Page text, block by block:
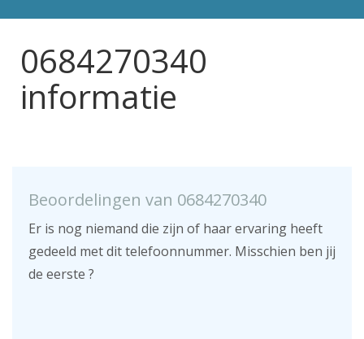
0684270340
informatie
Beoordelingen van 0684270340
Er is nog niemand die zijn of haar ervaring heeft
gedeeld met dit telefoonnummer. Misschien ben jij
de eerste ?